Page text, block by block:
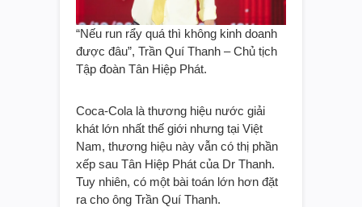
“Nếu run rẩy quá thì không kinh doanh
được đâu”, Trần Quí Thanh – Chủ tịch
Tập đoàn Tân Hiệp Phát.
Coca-Cola là thương hiệu nước giải
khát lớn nhất thế giới nhưng tại Việt
Nam, thương hiệu này vẫn có thị phần
xếp sau Tân Hiệp Phát của Dr Thanh.
Tuy nhiên, có một bài toán lớn hơn đặt
ra cho ông Trần Quí Thanh.